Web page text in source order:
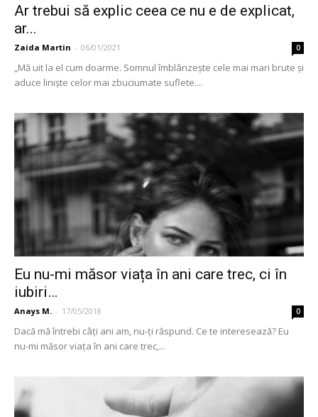
Ar trebui să explic ceea ce nu e de explicat,
ar...
Zaida Martin - 06/01/2021 0
„Mă uit la el cum doarme. Somnul îmblânzește cele mai mari brute și
aduce liniște celor mai zbuciumate suflete....
Eu nu-mi măsor viața în ani care trec, ci în
iubiri…
Anays M. - 17/05/2018 0
Dacă mă întrebi câți ani am, nu-ți răspund. Ce te interesează? Eu
nu-mi măsor viața în ani care trec,...